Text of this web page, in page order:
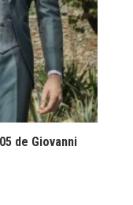
de Giovanni